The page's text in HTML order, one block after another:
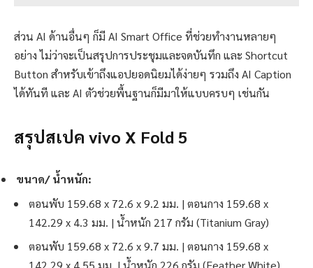
ส่วน AI ด้านอื่นๆ ก็มี AI Smart Office ที่ช่วยทำงานหลายๆ
อย่าง ไม่ว่าจะเป็นสรุปการประชุมและจดบันทึก และ Shortcut
Button สำหรับเข้าถึงแอปยอดนิยมได้ง่ายๆ รวมถึง AI Caption
ได้ทันที และ AI ตัวช่วยพื้นฐานก็มีมาให้แบบครบๆ เช่นกัน
สรุปสเปค vivo X Fold 5
ขนาด/น้ำหนัก:
ตอนพับ 159.68 x 72.6 x 9.2 มม. | ตอนกาง 159.68 x
142.29 x 4.3 มม. | น้ำหนัก 217 กรัม (Titanium Gray)
ตอนพับ 159.68 x 72.6 x 9.7 มม. | ตอนกาง 159.68 x
142.29 x 4.55 มม. | น้ำหนัก 226 กรัม (Feather White)